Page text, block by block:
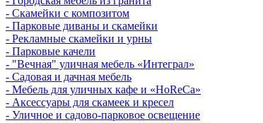
- Скамейки с композитом
- Парковые диваны и скамейки
- Рекламные скамейки и урны
- Парковые качели
- "Вечная" уличная мебель «Интеграл»
- Садовая и дачная мебель
- Мебель для уличных кафе и «HoReCa»
- Аксессуары для скамеек и кресел
- Уличное и садово-парковое освещение